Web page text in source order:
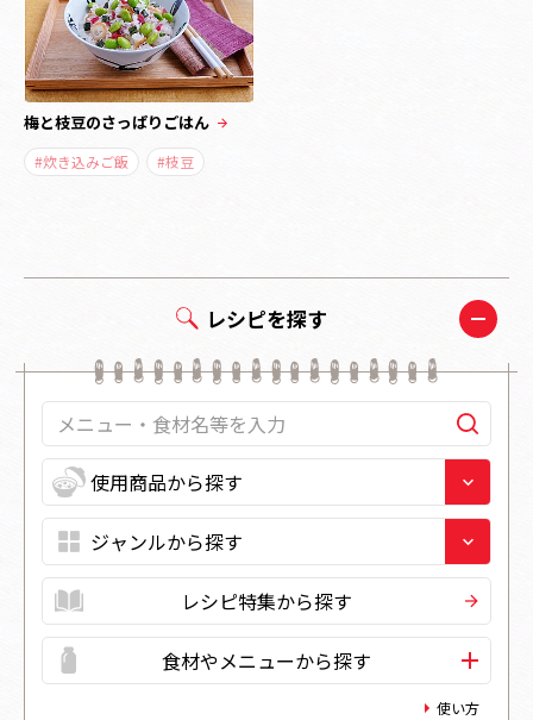
梅と枝豆のさっぱりごはん
#炊き込みご飯 #枝豆
レシピを探す
レシピ特集から探す
食材やメニューから探す
使い方